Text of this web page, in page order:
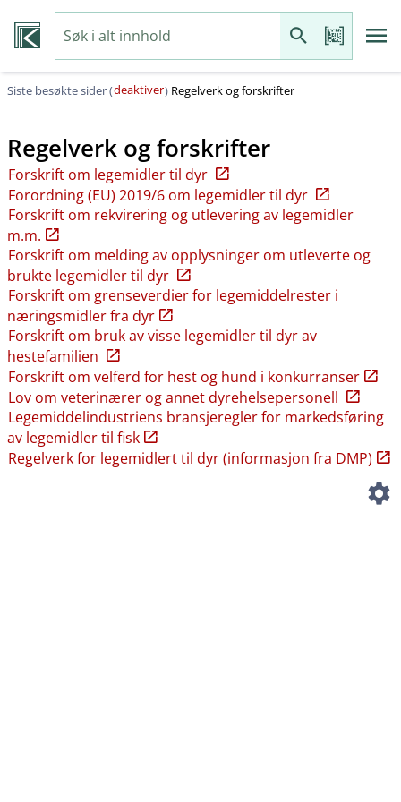
Siste besøkte sider (deaktiver) Regelverk og forskrifter
Regelverk og forskrifter
Forskrift om legemidler til dyr
Forordning (EU) 2019/6 om legemidler til dyr
Forskrift om rekvirering og utlevering av legemidler
m.m.
Forskrift om melding av opplysninger om utleverte og
brukte legemidler til dyr
Forskrift om grenseverdier for legemiddelrester i
næringsmidler fra dyr
Forskrift om bruk av visse legemidler til dyr av
hestefamilien
Forskrift om velferd for hest og hund i konkurranser
Lov om veterinærer og annet dyrehelsepersonell
Legemiddelindustriens bransjeregler for markedsføring
av legemidler til fisk
Regelverk for legemidlert til dyr (informasjon fra DMP)